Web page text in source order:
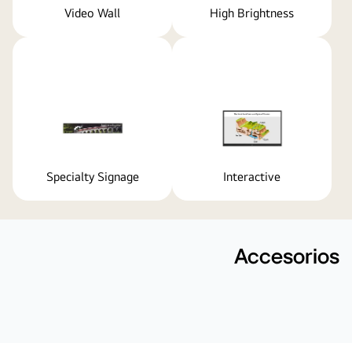
Video Wall High Brightness
Specialty Signage Interactive
Accesorios